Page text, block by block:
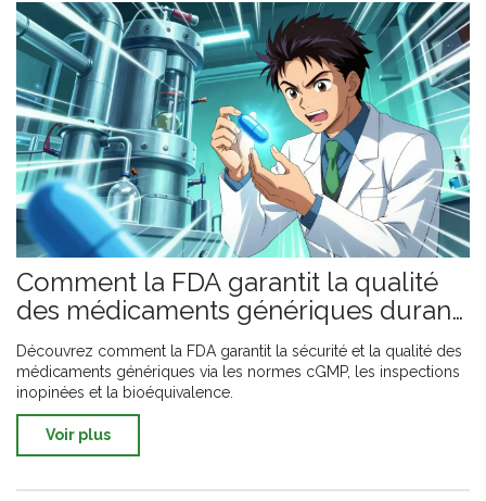
Comment la FDA garantit la qualité
des médicaments génériques durant
la fabrication
Découvrez comment la FDA garantit la sécurité et la qualité des
médicaments génériques via les normes cGMP, les inspections
inopinées et la bioéquivalence.
Voir plus